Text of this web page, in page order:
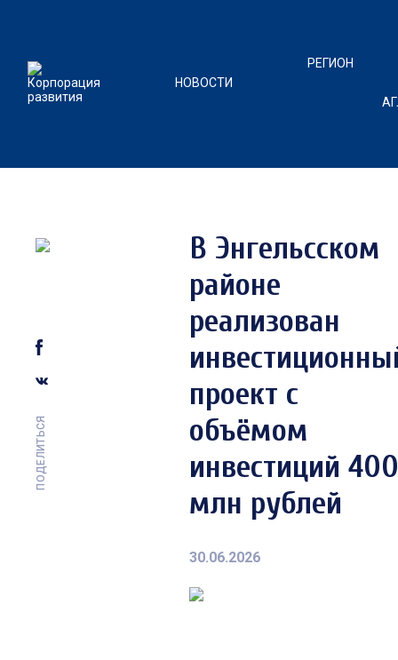
НОВОСТИ
РЕГИОН
ПОДЕЛИТЬСЯ
В Энгельсском
районе
реализован
проект с
объёмом
инвестиций
млн рублей
30.06.2026